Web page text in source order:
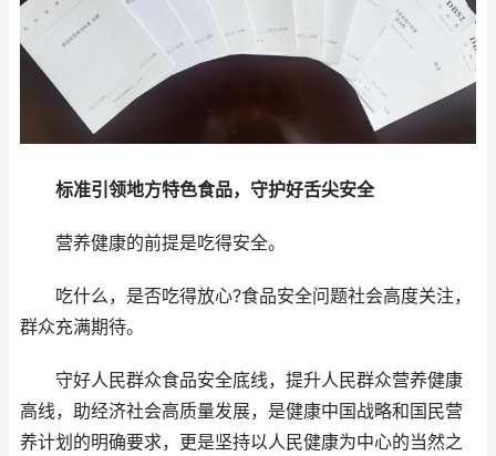
标准引领地方特色食品，守护好舌尖安全
营养健康的前提是吃得安全。
吃什么，是否吃得放心?食品安全问题社会高度关注，
群众充满期待。
守好人民群众食品安全底线，提升人民群众营养健康
高线，助经济社会高质量发展，是健康中国战略和国民营
养计划的明确要求，更是坚持以人民健康为中心的当然之